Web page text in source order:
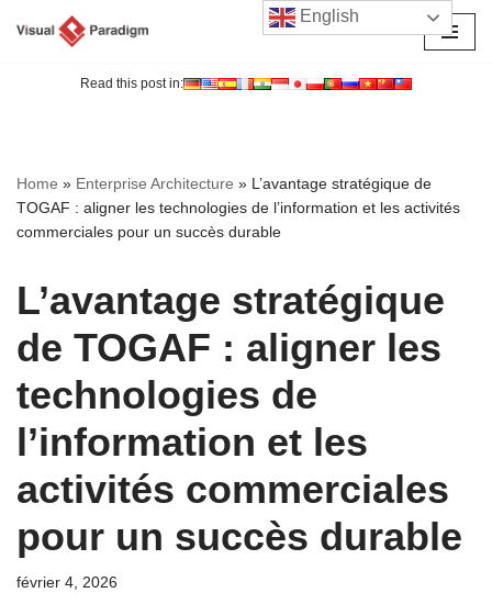
Read this post in:
Home » Enterprise Architecture » L’avantage stratégique de
TOGAF : aligner les technologies de l’information et les activités
commerciales pour un succès durable
L’avantage stratégique
de TOGAF : aligner les
technologies de
l’information et les
activités commerciales
pour un succès durable
février 4, 2026
English